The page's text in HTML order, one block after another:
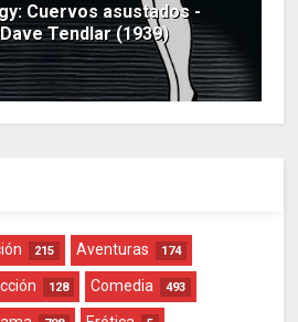
Cuervos asustados -
Tendlar (1939)
215 Aventuras 174
128 Comedia 493